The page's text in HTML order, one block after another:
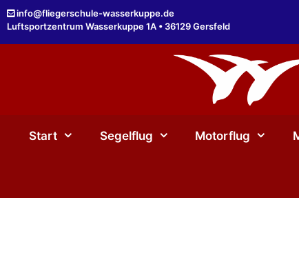
Zum
Inhalt
springen
info@fliegerschule-wasserkuppe.de
Luftsportzentrum Wasserkuppe 1A • 36129 Gersfeld
Start Segelflug Motorflug